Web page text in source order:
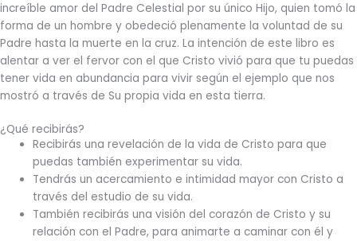
increíble amor del Padre Celestial por su único Hijo, quien tomó la
forma de un hombre y obedeció plenamente la voluntad de su
Padre hasta la muerte en la cruz. La intención de este libro es
alentar a ver el fervor con el que Cristo vivió para que tu puedas
tener vida en abundancia para vivir según el ejemplo que nos
mostró a través de Su propia vida en esta tierra.
¿Qué recibirás?
Recibirás una revelación de la vida de Cristo para que
puedas también experimentar su vida.
Tendrás un acercamiento e intimidad mayor con Cristo a
través del estudio de su vida.
También recibirás una visión del corazón de Cristo y su
relación con el Padre, para animarte a caminar con él y